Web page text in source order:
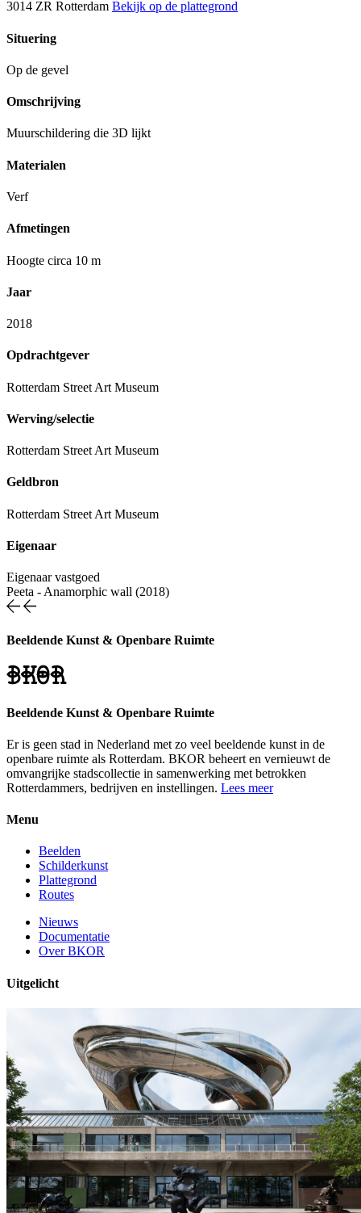
3014 ZR Rotterdam Bekijk op de plattegrond
Situering
Op de gevel
Omschrijving
Muurschildering die 3D lijkt
Materialen
Verf
Afmetingen
Hoogte circa 10 m
Jaar
2018
Opdrachtgever
Rotterdam Street Art Museum
Werving/selectie
Rotterdam Street Art Museum
Geldbron
Rotterdam Street Art Museum
Eigenaar
Eigenaar vastgoed
Peeta - Anamorphic wall (2018)
Beeldende Kunst & Openbare Ruimte
Beeldende Kunst & Openbare Ruimte
Er is geen stad in Nederland met zo veel beeldende kunst in de
openbare ruimte als Rotterdam. BKOR beheert en vernieuwt de
omvangrijke stadscollectie in samenwerking met betrokken
Rotterdammers, bedrijven en instellingen. Lees meer
Menu
Beelden
Schilderkunst
Plattegrond
Routes
Nieuws
Documentatie
Over BKOR
Uitgelicht